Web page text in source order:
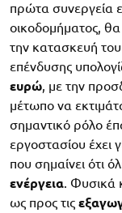
πρώτα συνεργεία
οικοδομήματος,
την κατασκευή
επένδυσης
ευρώ, με την
μέτωπο να
σημαντικό ρόλο
εργοστασίου έχει
που σημαίνει ότι
ενέργεια. Φυσικά
ως προς τις